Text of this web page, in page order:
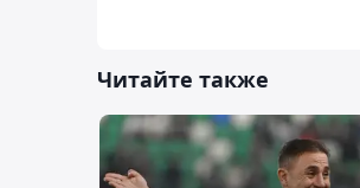
Читайте также